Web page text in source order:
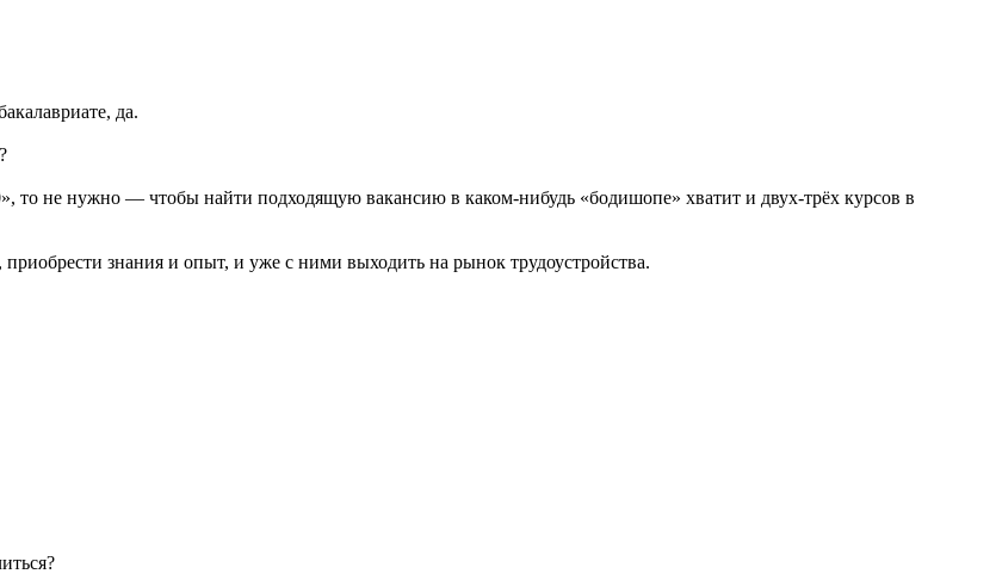
да.
то не нужно — чтобы найти подходящую вакансию в каком-нибудь «бодишопе» хватит и двух-трёх курсов в
знания и опыт, и уже с ними выходить на рынок трудоустройства.